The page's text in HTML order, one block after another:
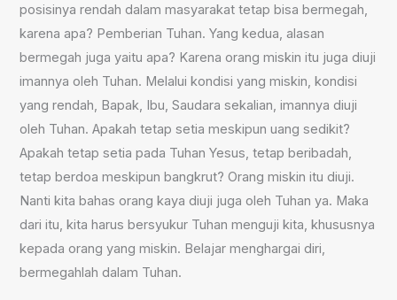
posisinya rendah dalam masyarakat tetap bisa bermegah,
karena apa? Pemberian Tuhan. Yang kedua, alasan
bermegah juga yaitu apa? Karena orang miskin itu juga diuji
imannya oleh Tuhan. Melalui kondisi yang miskin, kondisi
yang rendah, Bapak, Ibu, Saudara sekalian, imannya diuji
oleh Tuhan. Apakah tetap setia meskipun uang sedikit?
Apakah tetap setia pada Tuhan Yesus, tetap beribadah,
tetap berdoa meskipun bangkrut? Orang miskin itu diuji.
Nanti kita bahas orang kaya diuji juga oleh Tuhan ya. Maka
dari itu, kita harus bersyukur Tuhan menguji kita, khususnya
kepada orang yang miskin. Belajar menghargai diri,
bermegahlah dalam Tuhan.